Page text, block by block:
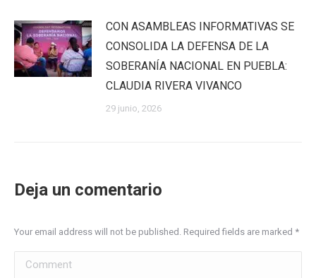
CON ASAMBLEAS INFORMATIVAS SE
CONSOLIDA LA DEFENSA DE LA
SOBERANÍA NACIONAL EN PUEBLA:
CLAUDIA RIVERA VIVANCO
29 junio, 2026
Deja un comentario
Your email address will not be published. Required fields are marked *
Comment